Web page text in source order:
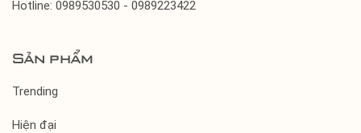
Hotline: 0989530530 - 0989223422
Sản phẩm
Trending
Hiện đại